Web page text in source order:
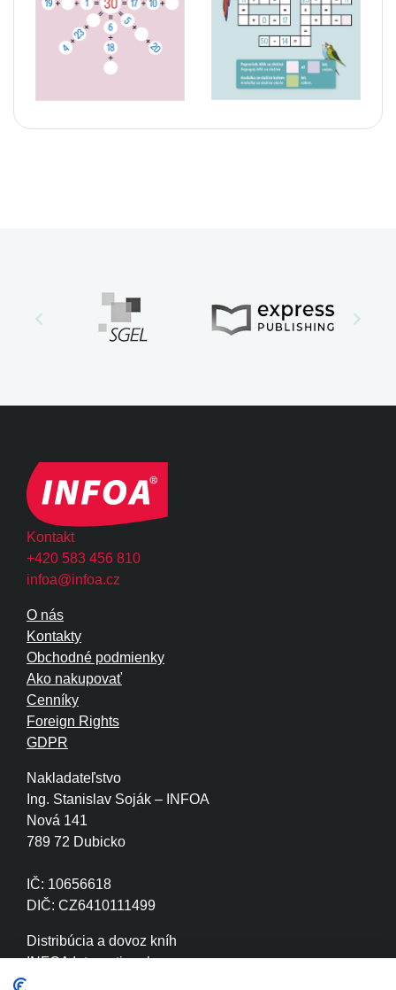
Kontakt
+420 583 456 810
infoa@infoa.cz
Nakladateľstvo
Ing. Stanislav Soják – INFOA
Nová 141
789 72 Dubicko
IČ: 10656618
DIČ: CZ6410111499
Distribúcia a dovoz kníh
INFOA International s.r.o.
O nás
Kontakty
Obchodné podmienky
Ako nakupovať
Cenníky
Foreign Rights
GDPR